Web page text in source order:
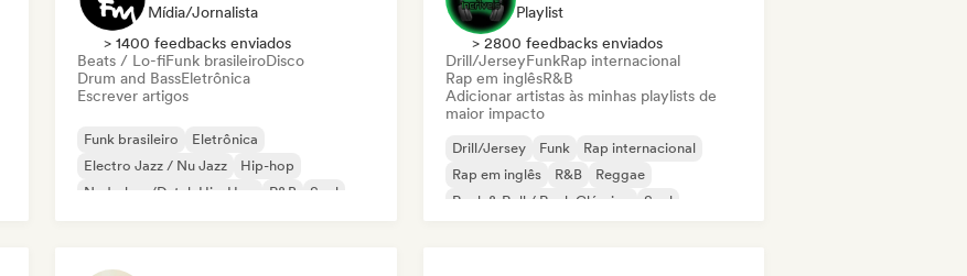
Mídia/Jornalista
> 1400 feedbacks enviados
Beats / Lo-fiFunk brasileiroDisco
Drum and BassEletrônica
Escrever artigos
Funk brasileiro
Eletrônica
Electro Jazz / Nu Jazz
Hip-hop
Nederhop/Dutch Hip-Hop
R&B
Soul
Playlist
> 2800 feedbacks enviados
Drill/JerseyFunkRap internacional
Rap em inglêsR&B
Adicionar artistas às minhas playlists de
maior impacto
Drill/Jersey Funk
Rap internacional
Rap em inglês
R&B
Reggae
Rock & Roll / Rock Clássico
Soul